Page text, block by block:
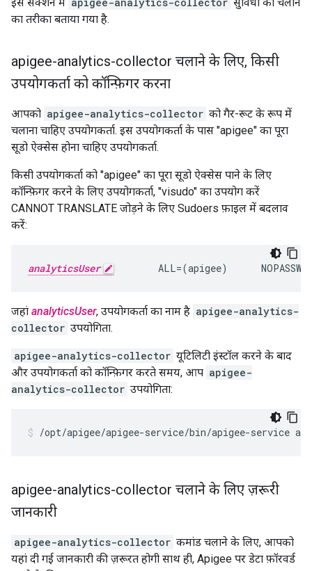
का तरीका बताया गया है.
apigee-analytics-collector चलाने के लिए, किसी
उपयोगकर्ता को कॉन्फ़िगर करना
आपको apigee-analytics-collector को गैर-रूट के रूप में
चलाना चाहिए उपयोगकर्ता. इस उपयोगकर्ता के पास "apigee" का पूरा
सूडो ऐक्सेस होना चाहिए उपयोगकर्ता.
किसी उपयोगकर्ता को "apigee" का पूरा सूडो ऐक्सेस पाने के लिए
कॉन्फ़िगर करने के लिए उपयोगकर्ता, "visudo" का उपयोग करें
CANNOT TRANSLATE जोड़ने के लिए Sudoers फ़ाइल में बदलाव
करें:
analyticsUser
ALL=(apigee)
जहां analyticsUser, उपयोगकर्ता का नाम है apigee-analytics-
collector उपयोगिता.
apigee-analytics-collector यूटिलिटी इंस्टॉल करने के बाद
और उपयोगकर्ता को कॉन्फ़िगर करते समय, आप apigee-
analytics-collector उपयोगिता:
/opt/apigee/apigee-service/bin/apigee-service
apigee-analytics-collector चलाने के लिए ज़रूरी
जानकारी
apigee-analytics-collector कमांड चलाने के लिए, आपको
यहां दी गई जानकारी की ज़रूरत होगी साथ ही, Apigee पर डेटा फ़ॉरवर्ड